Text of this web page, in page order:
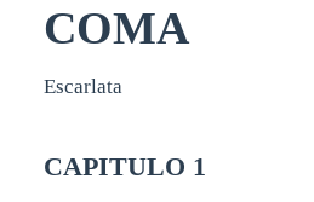
COMA
Escarlata
CAPITULO 1